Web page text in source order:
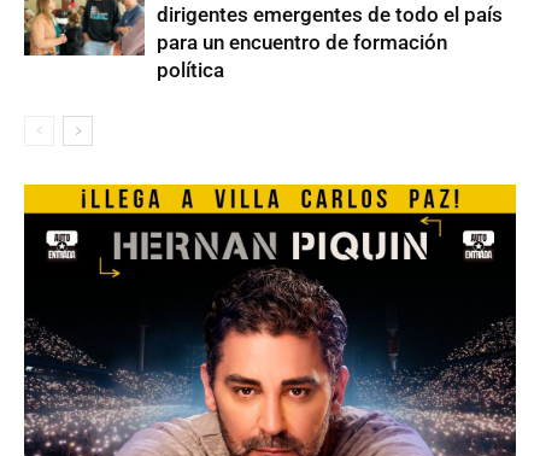
dirigentes emergentes de todo el país
para un encuentro de formación
política